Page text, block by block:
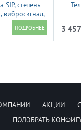
SIP, степень
вибросигнал,
для
W90B
3
АКЦИИ
ПОДОБРАТЬ